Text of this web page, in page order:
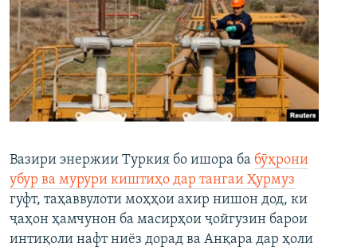
Вазири энержии Туркия бо ишора ба бӯҳрони
убур ва мурури киштиҳо дар тангаи Ҳурмуз
гуфт, таҳаввулоти моҳҳои ахир нишон дод, ки
ҷаҳон ҳамчунон ба масирҳои ҷойгузин барои
интиқоли нафт ниёз дорад ва Анқара дар ҳоли